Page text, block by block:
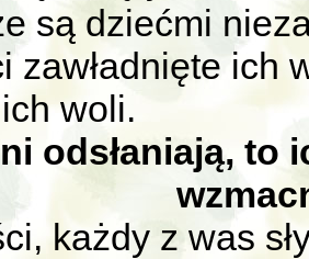
są dziećmi
zawładnięte ich
woli.
odsłaniają, to
każdy z was